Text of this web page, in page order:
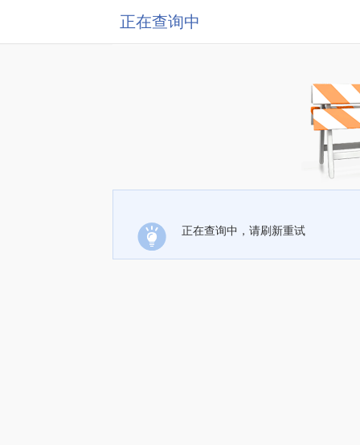
正在查询中
正在查询中，请刷新重试